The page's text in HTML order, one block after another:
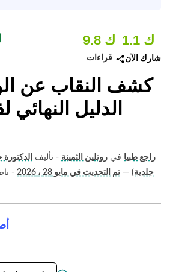
9.8 ك
قراءات
1.1 ك
شارك الآن
كشف النقاب عن
الدليل
راجع طبيا في روتلين الثمينة - تأليف
جلدية) — تم التحديث في مايو 28 ، 2026